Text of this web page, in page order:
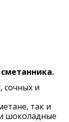
сочных и
так и
шоколадные